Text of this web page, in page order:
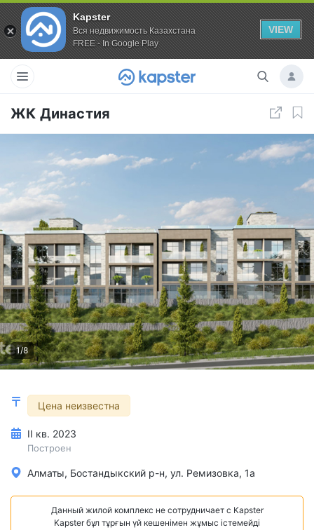
Kapster
Вся недвижимость Казахстана
FREE - In Google Play
VIEW
ЖК Династия
1/8
Цена неизвестна
II кв. 2023
Построен
Алматы, Бостандыкский р-н, ул. Ремизовка, 1а
Данный жилой комплекс не сотрудничает с Kapster
Kapster бұл тұрғын үй кешенімен жұмыс істемейді